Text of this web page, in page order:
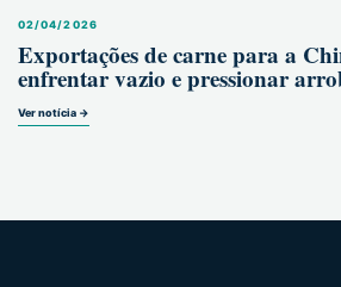
02/04/2026
Exportações de carne para a
enfrentar vazio e pressionar
Ver notícia →